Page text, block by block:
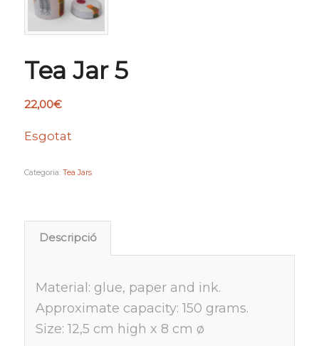
Tea Jar 5
22,00€
Esgotat
Categoria: Tea Jars
Descripció
Material: glue, paper and ink.
Approximate capacity: 150 grams.
Size: 12,5 cm high x 8 cm ø